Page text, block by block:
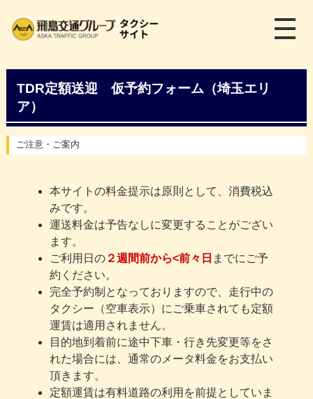
ニ
を
開
TDR定額送迎 仮予約フォーム（埼玉エリ
ア）
ご注意・ご案内
本サイトの料金提示は原則として、消費税込
みです。
運送料金は予告なしに変更することがござい
ます。
ご利用日の２週間前から<前々日 までにご予
約ください。
完全予約制となっておりますので、走行中の
タクシー（空車表示）にご乗車されても定額
運賃は適用されません。
目的地到着前に途中下車・行き先変更等をさ
れた場合には、通常のメータ料金をお支払い
頂きます。
定額運賃は有料道路の利用を前提としていま